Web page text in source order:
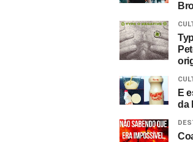
E
da